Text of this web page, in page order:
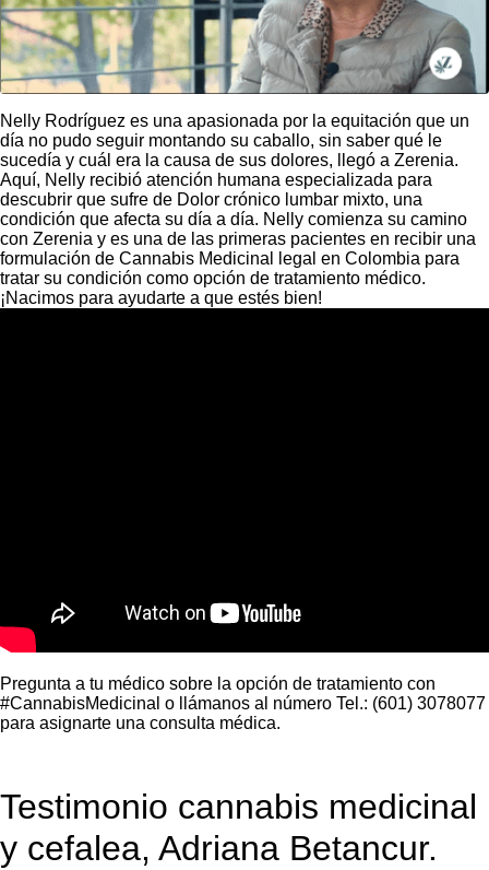
Nelly Rodríguez es una apasionada por la equitación que un
día no pudo seguir montando su caballo, sin saber qué le
sucedía y cuál era la causa de sus dolores, llegó a Zerenia.
Aquí, Nelly recibió atención humana especializada para
descubrir que sufre de Dolor crónico lumbar mixto, una
condición que afecta su día a día. Nelly comienza su camino
con Zerenia y es una de las primeras pacientes en recibir una
formulación de Cannabis Medicinal legal en Colombia para
tratar su condición como opción de tratamiento médico.
¡Nacimos para ayudarte a que estés bien!
Pregunta a tu médico sobre la opción de tratamiento con
#CannabisMedicinal o llámanos al número Tel.: (601) 3078077
para asignarte una consulta médica.
Testimonio cannabis medicinal
y cefalea, Adriana Betancur.